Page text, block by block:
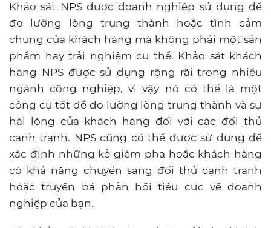
Khảo sát NPS được doanh nghiệp sử dụng để
đo lường lòng trung thành hoặc tình cảm
chung của khách hàng mà không phải một sản
phẩm hay trải nghiệm cụ thể. Khảo sát khách
hàng NPS được sử dụng rộng rãi trong nhiều
ngành công nghiệp, vì vậy nó có thể là một
công cụ tốt để đo lường lòng trung thành và sự
hài lòng của khách hàng đối với các đối thủ
cạnh tranh. NPS cũng có thể được sử dụng để
xác định những kẻ gièm pha hoặc khách hàng
có khả năng chuyển sang đối thủ cạnh tranh
hoặc truyền bá phản hồi tiêu cực về doanh
nghiệp của bạn.